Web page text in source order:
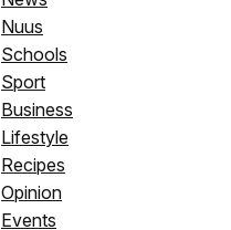
Nuus
Schools
Sport
Business
Lifestyle
Recipes
Opinion
Events